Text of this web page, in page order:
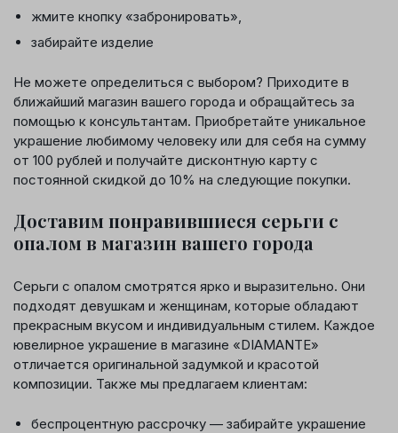
жмите кнопку «забронировать»,
забирайте изделие
Не можете определиться с выбором? Приходите в
ближайший магазин вашего города и обращайтесь за
помощью к консультантам. Приобретайте уникальное
украшение любимому человеку или для себя на сумму
от 100 рублей и получайте дисконтную карту с
постоянной скидкой до 10% на следующие покупки.
Доставим понравившиеся серьги с
опалом в магазин вашего города
Серьги с опалом смотрятся ярко и выразительно. Они
подходят девушкам и женщинам, которые обладают
прекрасным вкусом и индивидуальным стилем. Каждое
ювелирное украшение в магазине «DIAMANTE»
отличается оригинальной задумкой и красотой
композиции. Также мы предлагаем клиентам:
беспроцентную рассрочку — забирайте украшение